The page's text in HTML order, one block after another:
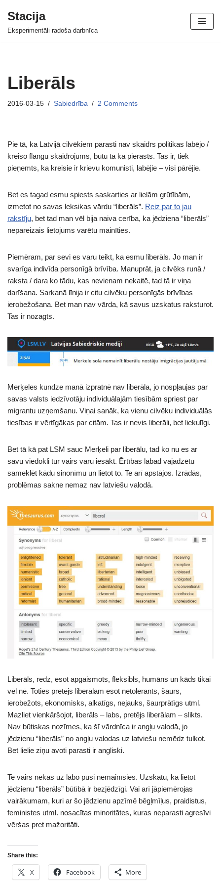
Skip
Stacija
Eksperimentāli radoša darbnīca
Liberāls
2016-03-15 Sabiedrība 2 Comments
Pie tā, ka Latvijā cilvēkiem parasti nav skaidrs politikas labējo /
kreiso flangu skaidrojums, būtu tā kā pierasts. Tas ir, tiek
pieņemts, ka kreisie ir krievu komunisti, labējie – visi pārējie.
Bet es tagad esmu spiests saskarties ar lielām grūtībām,
izmetot no savas leksikas vārdu “liberāls”. Reiz par to jau
rakstīju, bet tad man vēl bija naiva cerība, ka jēdziena “liberāls”
nepareizais lietojums varētu mainīties.
Piemēram, par sevi es varu teikt, ka esmu liberāls. Jo man ir
svarīga indivīda personīgā brīvība. Manuprāt, ja cilvēks runā /
raksta / dara ko tādu, kas nevienam nekaitē, tad tā ir viņa
darīšana. Sarkanā līnija ir citu cilvēku personīgās brīvības
ierobežošana. Bet man nav vārda, kā savus uzskatus raksturot.
Tas ir nozagts.
Merķeles kundze manā izpratnē nav liberāla, jo nospļaujas par
savas valsts iedzīvotāju individuālajām tiesībām spriest par
migrantu uzņemšanu. Viņai sanāk, ka vienu cilvēku individuālās
tiesības ir vērtīgākas par citām. Tas ir nevis liberāli, bet liekulīgi.
Bet tā kā pat LSM sauc Merķeli par liberālu, tad ko nu es ar
savu viedokli tur vairs varu iesākt. Ērtības labad vajadzētu
sameklēt kādu sinonīmu un lietot to. Te arī apstājos. Izrādās,
problēmas sakne nemaz nav latviešu valodā.
Liberāls, redz, esot apgaismots, fleksibls, humāns un kāds tikai
vēl nē. Toties pretējs liberālam esot netolerants, šaurs,
ierobežots, ekonomisks, alkatīgs, nejauks, šaurprātīgs utml.
Mazliet vienkāršojot, liberāls – labs, pretējs liberālam – slikts.
Nav būtiskas nozīmes, ka šī vārdnīca ir angļu valodā, jo
jēdzienu “liberāls” no angļu valodas uz latviešu nemēdz tulkot.
Bet lielie ziņu avoti parasti ir angliski.
Te vairs nekas uz labo pusi nemainīsies. Uzskatu, ka lietot
jēdzienu “liberāls” būtībā ir bezjēdzīgi. Vai arī jāpiemērojas
vairākumam, kuri ar šo jēdzienu apzīmē bēgļmīļus, praidistus,
feministes utml. nosacītas minoritātes, kuras neparasti agresīvi
vēršas pret mažoritāti.
Share this:
X Facebook More